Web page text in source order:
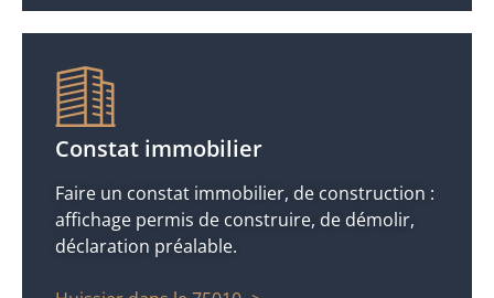
Constat immobilier
Faire un constat immobilier, de construction :
affichage permis de construire, de démolir,
déclaration préalable.